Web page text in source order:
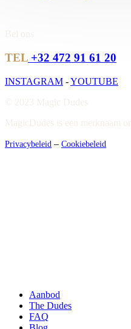
TEL +32 472 91 61 20
INSTAGRAM -YOUTUBE
© 2023 Magic Dudes
MagicDudes is een merknaam
Privacybeleid – Cookiebeleid
Aanbod
The Dudes
FAQ